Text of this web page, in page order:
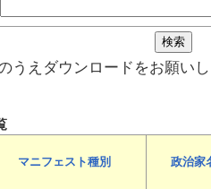
うえダウンロードをお願いし
マニフェスト種別 政治家